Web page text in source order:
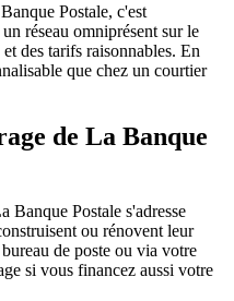
Postale, c'est
réseau omniprésent sur le
des tarifs raisonnables. En
que chez un courtier
de La Banque
Banque Postale s'adresse
ou rénovent leur
de poste ou via votre
si vous financez aussi votre